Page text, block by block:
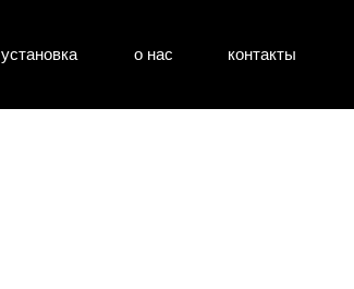
контакты
о нас
установка